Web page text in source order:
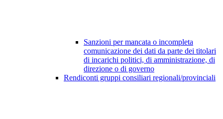
Sanzioni per mancata o incompleta
comunicazione dei dati da parte dei titolari
di incarichi politici, di amministrazione, di
direzione o di governo
Rendiconti gruppi consiliari regionali/provinciali